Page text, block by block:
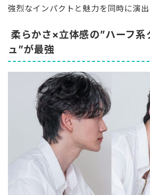
強烈なインパクトと魅力を同時に演出
柔らかさ×立体感の”ハーフ系
ュ”が最強